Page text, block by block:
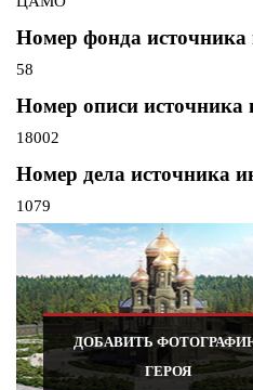
Номер фонда
58
Номер описи
18002
Номер дела источника
1079
ДОБАВИТЬ
ГЕРОЯ